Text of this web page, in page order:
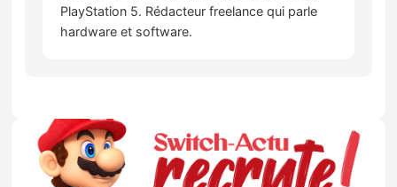
PlayStation 5. Rédacteur freelance qui parle
hardware et software.